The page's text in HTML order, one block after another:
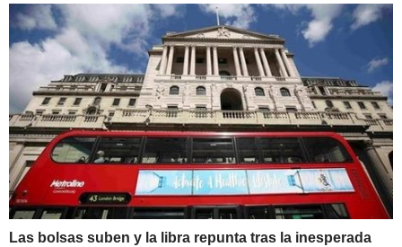
Las bolsas suben y la libra repunta tras la inesperada